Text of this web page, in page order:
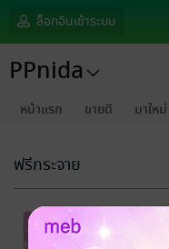
ล็อกอินเข้าระบบ
PPnida
หน้าแรก ขายดี มาใหม่
ฟรีกระจาย